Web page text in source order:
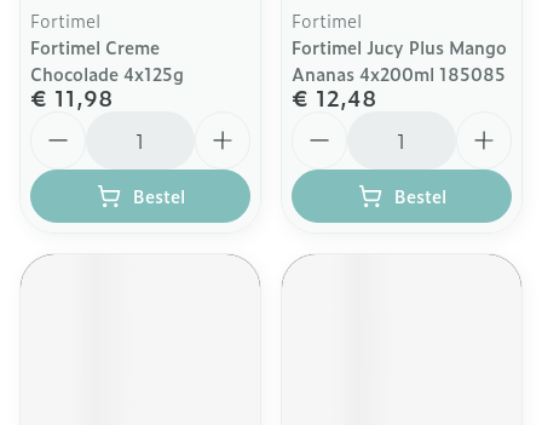
Fortimel
Fortimel Creme
Chocolade 4x125g
€ 11,98
Bestel
Fortimel
Fortimel Jucy Plus Mango
Ananas 4x200ml 185085
€ 12,48
Bestel